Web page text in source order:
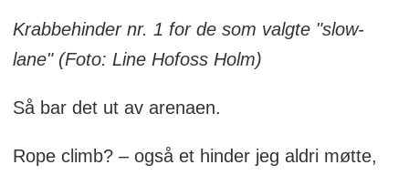
Krabbehinder nr. 1 for de som valgte "slow-
lane" (Foto: Line Hofoss Holm)
Så bar det ut av arenaen.
Rope climb? – også et hinder jeg aldri møtte,